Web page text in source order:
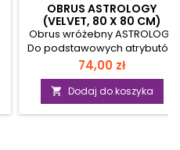
OBRUS ASTROLOGY
(VELVET, 80 X 80 CM)
Obrus wróżebny ASTROLOGY
Do podstawowych atrybutów
pracy wróżki zalicza się obrus
wróżebny z wyszytymi na nim
symbolami ochronnymi.
Obrus ma kształt kwadratu.
Wykonany jest z czarnego
Cena
74,00 zł
 Dodaj do koszyka